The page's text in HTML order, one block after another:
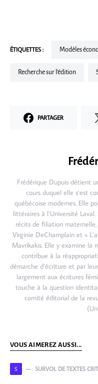
ÉTIQUETTES : Modèles
Recherche sur l’édition
PARTAGER
Frédérique Dupuis détient
cours duquel elle s’est
québécoise modernes. Elle
littéraires à l’Université
récits de filiation maternelle,
Virginie DeChamplain et «
Mavrikakis. Elle y examine la
contribue à la
démarche d’écriture et par
largement aux écritures
touche à la question
comité éditorial de la
VOUS AIMEREZ AUSSI...
S SURVOL DE TEXTES